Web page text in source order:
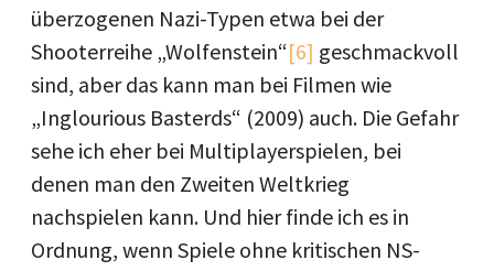
überzogenen Nazi-Typen etwa bei der
Shooterreihe „Wolfenstein“[6] geschmackvoll
sind, aber das kann man bei Filmen wie
„Inglourious Basterds“ (2009) auch. Die Gefahr
sehe ich eher bei Multiplayerspielen, bei
denen man den Zweiten Weltkrieg
nachspielen kann. Und hier finde ich es in
Ordnung, wenn Spiele ohne kritischen NS-